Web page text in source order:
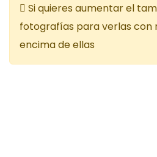
Si quieres aumentar el
fotografías para verlas con
encima de ellas